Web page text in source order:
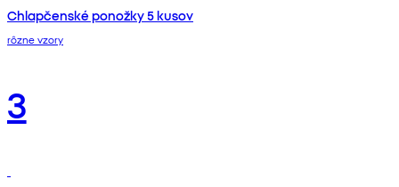
Chlapčenské ponožky 5 kusov
rôzne vzory
3